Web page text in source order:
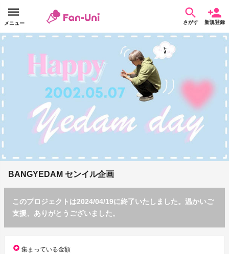
メニュー さがす 新規登録
BANGYEDAM センイル企画
このプロジェクトは2024/04/19に終了いたしました。温かいご
支援、ありがとうございました。
stars 集まっている金額